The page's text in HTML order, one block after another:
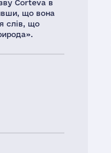
Corteva в
що вона
слів, що